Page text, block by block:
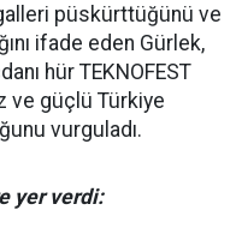
püskürttüğünü ve
ifade eden Gürlek,
hür TEKNOFEST
ve güçlü Türkiye
vurguladı.
yer verdi: